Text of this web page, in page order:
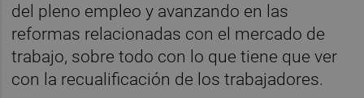
del pleno empleo y avanzando en las
reformas relacionadas con el mercado de
trabajo, sobre todo con lo que tiene que ver
con la recualificación de los trabajadores.